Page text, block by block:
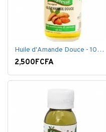
Huile d'Amande Douce - 100% Bio - 60 ml
2,500FCFA